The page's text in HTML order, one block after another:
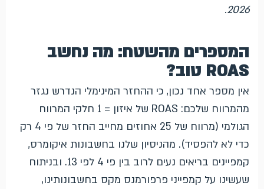
2026.
המספרים מהשטח: מה נחשב
ROAS טוב?
אין מספר אחד נכון, כי ההחזר המינימלי הנדרש נגזר
מהמרווח שלכם: ROAS של איזון = 1 חלקי המרווח
הגולמי (מרווח של 25 אחוזים מחייב החזר של פי 4 רק
כדי לא להפסיד). מהניסיון שלנו בחשבונות איקומרס,
קמפיינים בריאים נעים לרוב בין פי 4 לפי 13. ובניתוח
שעשינו על קמפייני פרפורמנס מקס בחשבונותינו,